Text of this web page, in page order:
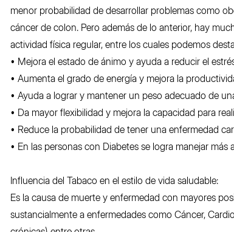
menor probabilidad de desarrollar problemas como
cáncer de colon. Pero además de lo anterior, hay
actividad física regular, entre los cuales podemos
• Mejora el estado de ánimo y ayuda a reducir el
• Aumenta el grado de energía y mejora la
• Ayuda a lograr y mantener un peso adecuado de
• Da mayor flexibilidad y mejora la capacidad para
• Reduce la probabilidad de tener una enfermedad
• En las personas con Diabetes se logra manejar
Influencia del Tabaco en el estilo de vida saludable:
Es la causa de muerte y enfermedad con mayores
sustancialmente a enfermedades como Cáncer,